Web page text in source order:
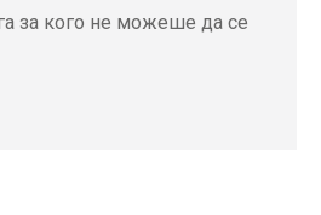
за кого не можеше да се